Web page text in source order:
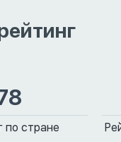
по стране